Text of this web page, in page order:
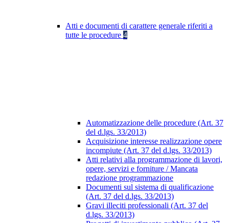
Atti e documenti di carattere generale riferiti a
tutte le procedure 4
Automatizzazione delle procedure (Art. 37
del d.lgs. 33/2013)
Acquisizione interesse realizzazione opere
incompiute (Art. 37 del d.lgs. 33/2013)
Atti relativi alla programmazione di lavori,
opere, servizi e forniture / Mancata
redazione programmazione
Documenti sul sistema di qualificazione
(Art. 37 del d.lgs. 33/2013)
Gravi illeciti professionali (Art. 37 del
d.lgs. 33/2013)